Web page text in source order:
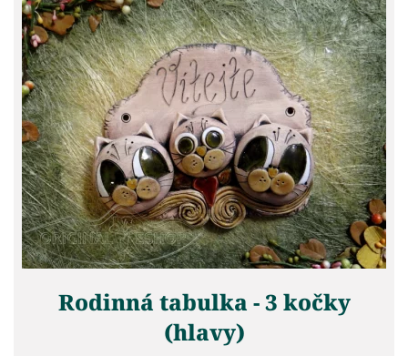
Rodinná tabulka - 3 kočky
(hlavy)